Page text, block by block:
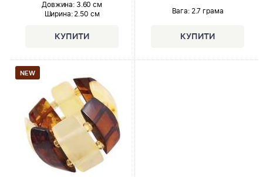
Довжина: 3.60 см
Ширина: 2.50 см Вага: 2.7 грама
NEW